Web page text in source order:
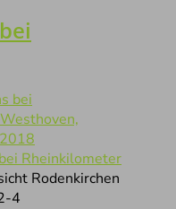
Rheinkilometer
Rodenkirchen
4